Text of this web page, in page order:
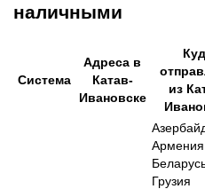
наличными
Система
Адреса в
Катав-
Ивановске
из
Армения
Грузия